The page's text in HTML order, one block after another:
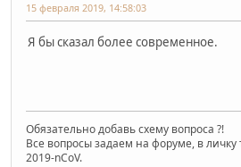
15 февраля 2019, 14:58:03
Я бы сказал более современное.
Обязательно добавь схему вопроса ?!
Все вопросы задаем на форуме, в личку
2019-nCoV.